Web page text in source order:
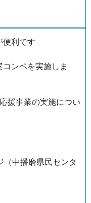
便利です
ンペを実施しま
援事業の実施につい
（中播磨県民センタ